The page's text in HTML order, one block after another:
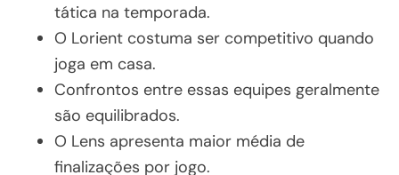
tática na temporada.
O Lorient costuma ser competitivo quando
joga em casa.
Confrontos entre essas equipes geralmente
são equilibrados.
O Lens apresenta maior média de
finalizações por jogo.